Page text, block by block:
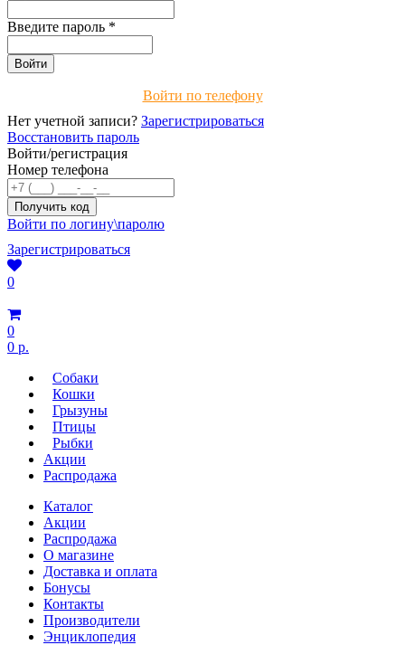
Введите пароль *
Войти по телефону
Нет учетной записи? Зарегистрироваться
Восстановить пароль
Войти/регистрация
Номер телефона
Войти по логину\паролю
Зарегистрироваться
0
0
0 р.
Собаки
Кошки
Грызуны
Птицы
Рыбки
Акции
Распродажа
Каталог
Акции
Распродажа
О магазине
Доставка и оплата
Бонусы
Контакты
Производители
Энциклопедия